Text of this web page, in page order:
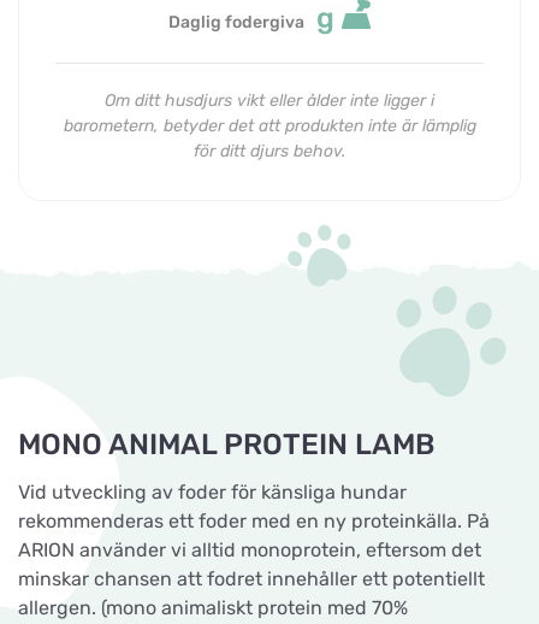
Daglig fodergiva g
Om ditt husdjurs vikt eller ålder inte ligger i
barometern, betyder det att produkten inte är lämplig
för ditt djurs behov.
MONO ANIMAL PROTEIN LAMB
Vid utveckling av foder för känsliga hundar
rekommenderas ett foder med en ny proteinkälla. På
ARION använder vi alltid monoprotein, eftersom det
minskar chansen att fodret innehåller ett potentiellt
allergen. (mono animaliskt protein med 70%